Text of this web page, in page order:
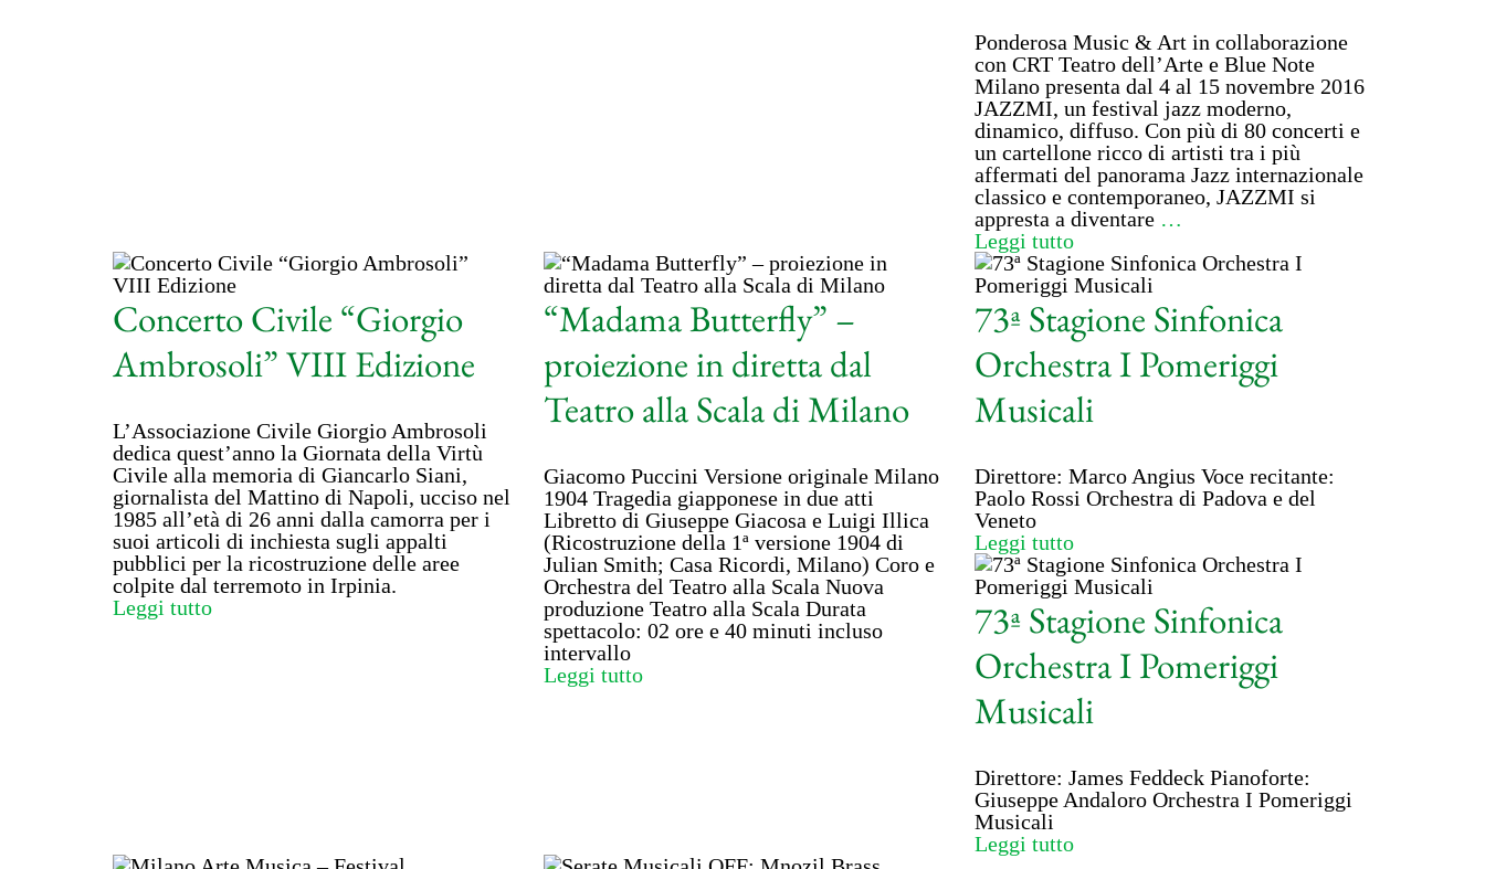
Ponderosa Music & Art in collaborazione
con CRT Teatro dell’Arte e Blue Note
Milano presenta dal 4 al 15 novembre 2016
JAZZMI, un festival jazz moderno,
dinamico, diffuso. Con più di 80 concerti e
un cartellone ricco di artisti tra i più
affermati del panorama Jazz internazionale
classico e contemporaneo, JAZZMI si
appresta a diventare …
Leggi tutto
Concerto Civile “Giorgio
Ambrosoli” VIII Edizione
L’Associazione Civile Giorgio Ambrosoli
dedica quest’anno la Giornata della Virtù
Civile alla memoria di Giancarlo Siani,
giornalista del Mattino di Napoli, ucciso nel
1985 all’età di 26 anni dalla camorra per i
suoi articoli di inchiesta sugli appalti
pubblici per la ricostruzione delle aree
colpite dal terremoto in Irpinia.
Leggi tutto
“Madama Butterfly” –
proiezione in diretta dal
Teatro alla Scala di Milano
Giacomo Puccini Versione originale Milano
1904 Tragedia giapponese in due atti
Libretto di Giuseppe Giacosa e Luigi Illica
(Ricostruzione della 1ª versione 1904 di
Julian Smith; Casa Ricordi, Milano) Coro e
Orchestra del Teatro alla Scala Nuova
produzione Teatro alla Scala Durata
spettacolo: 02 ore e 40 minuti incluso
intervallo
Leggi tutto
73ª Stagione Sinfonica
Orchestra I Pomeriggi
Musicali
Direttore: Marco Angius Voce recitante:
Paolo Rossi Orchestra di Padova e del
Veneto
Leggi tutto
73ª Stagione Sinfonica
Orchestra I Pomeriggi
Musicali
Direttore: James Feddeck Pianoforte:
Giuseppe Andaloro Orchestra I Pomeriggi
Musicali
Leggi tutto